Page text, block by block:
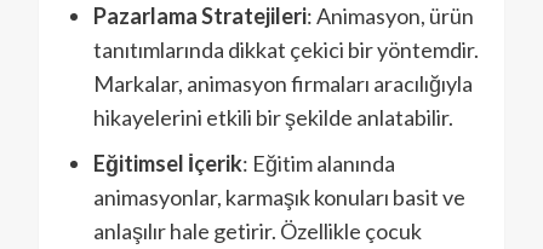
Pazarlama Stratejileri: Animasyon, ürün
tanıtımlarında dikkat çekici bir yöntemdir.
Markalar, animasyon firmaları aracılığıyla
hikayelerini etkili bir şekilde anlatabilir.
Eğitimsel İçerik: Eğitim alanında
animasyonlar, karmaşık konuları basit ve
anlaşılır hale getirir. Özellikle çocuk